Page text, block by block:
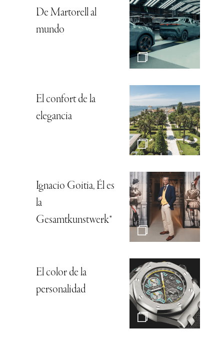
De Martorell al
mundo
El confort de la
elegancia
Ignacio Goitia, Él es
la
Gesamtkunstwerk*
El color de la
personalidad